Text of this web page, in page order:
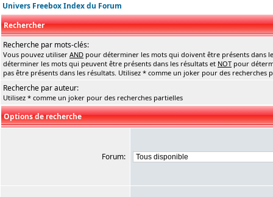
Univers Freebox Index du Forum
Rechercher
Recherche par mots-clés:
Vous pouvez utiliser AND pour déterminer les mots qui doivent être présents dans
déterminer les mots qui peuvent être présents dans les résultats et NOT pour
pas être présents dans les résultats. Utilisez * comme un joker pour des recherches
Recherche par auteur:
Utilisez * comme un joker pour des recherches partielles
Options de recherche
Forum: